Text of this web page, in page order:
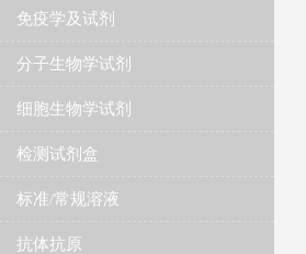
免疫学及试剂
分子生物学试剂
细胞生物学试剂
检测试剂盒
标准/常规溶液
抗体抗原